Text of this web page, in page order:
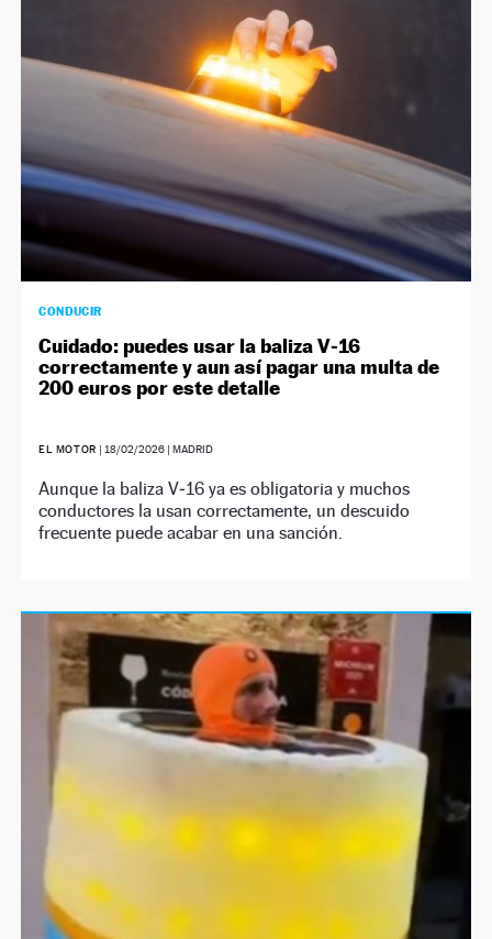
CONDUCIR
Cuidado: puedes usar la baliza V‑16
correctamente y aun así pagar una multa de
200 euros por este detalle
EL MOTOR | 18/02/2026| MADRID
Aunque la baliza V‑16 ya es obligatoria y muchos
conductores la usan correctamente, un descuido
frecuente puede acabar en una sanción.